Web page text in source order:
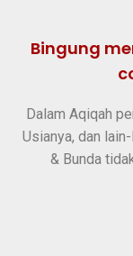
Bingung
Dalam Aqiqah
Usianya, dan
& Bunda